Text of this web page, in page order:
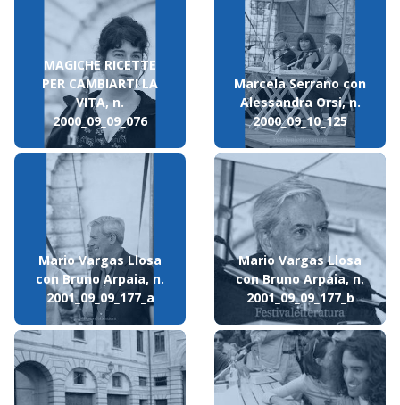
MAGICHE RICETTE
PER CAMBIARTI LA
VITA, n.
2000_09_09_076
Marcela Serrano con
Alessandra Orsi, n.
2000_09_10_125
Mario Vargas Llosa
con Bruno Arpaia, n.
2001_09_09_177_a
Mario Vargas Llosa
con Bruno Arpaia, n.
2001_09_09_177_b